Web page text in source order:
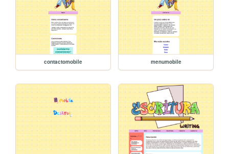
contactomobile menumobile